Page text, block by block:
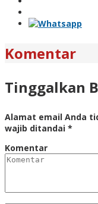
Komentar
Tinggalkan
Alamat email Anda
wajib ditandai *
Komentar